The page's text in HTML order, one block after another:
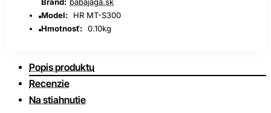
Model:
HR MT-S300
Hmotnosť: 0.10kg
Popis produktu
Recenzie
Na stiahnutie